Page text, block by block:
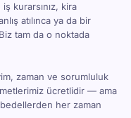
iş kurarsınız, kira
atılınca ya da bir
tam da o noktada
zaman ve sorumluluk
ücretlidir — ama
her zaman